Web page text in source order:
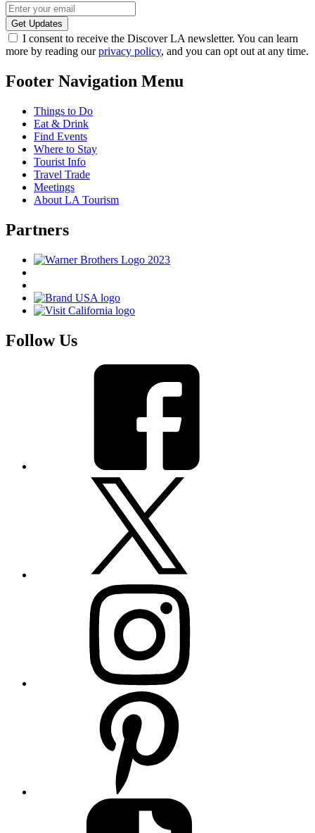
I consent to receive the Discover LA newsletter. You can learn
more by reading ourprivacy policy, and you can opt out at any time.
Footer Navigation Menu
Things to Do
Eat & Drink
Find Events
Where to Stay
Tourist Info
Travel Trade
Meetings
About LA Tourism
Partners
Follow Us